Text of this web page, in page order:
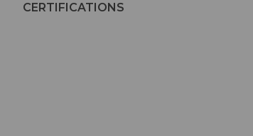
CERTIFICATIONS